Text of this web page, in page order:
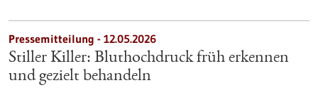
Pressemitteilung - 12.05.2026
Stiller Killer: Bluthochdruck früh erkennen
und gezielt behandeln